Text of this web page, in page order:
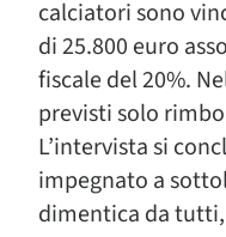
calciatori sono
di 25.800 euro
fiscale del 20%.
previsti solo
L’intervista si
impegnato a
dimentica da